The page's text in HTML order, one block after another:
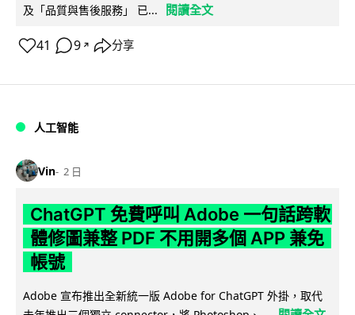
及「品質與售後服務」 已...
閱讀全文
41 9 ↗ 分享
人工智能
Vin 2 日
ChatGPT 免費呼叫 Adobe 一句話跨軟
體修圖兼整 PDF 不用開多個 APP 兼免
帳號
Adobe 宣布推出全新統一版 Adobe for ChatGPT 外掛，取代